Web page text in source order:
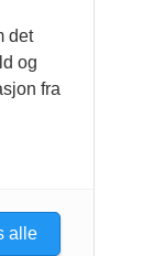
det
og
fra
alle